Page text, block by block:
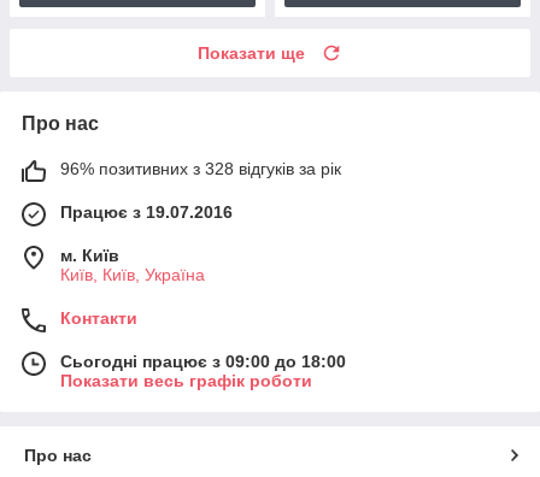
Показати ще
Про нас
96% позитивних з 328 відгуків за рік
Працює з 19.07.2016
м. Київ
Київ, Київ, Україна
Контакти
Сьогодні працює з 09:00 до 18:00
Показати весь графік роботи
Про нас